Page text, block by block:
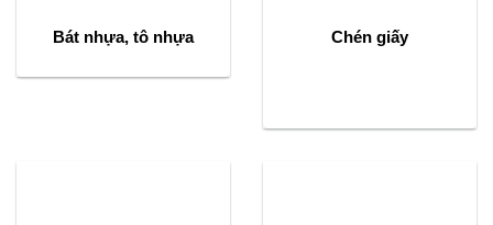
Bát nhựa, tô nhựa Chén giấy